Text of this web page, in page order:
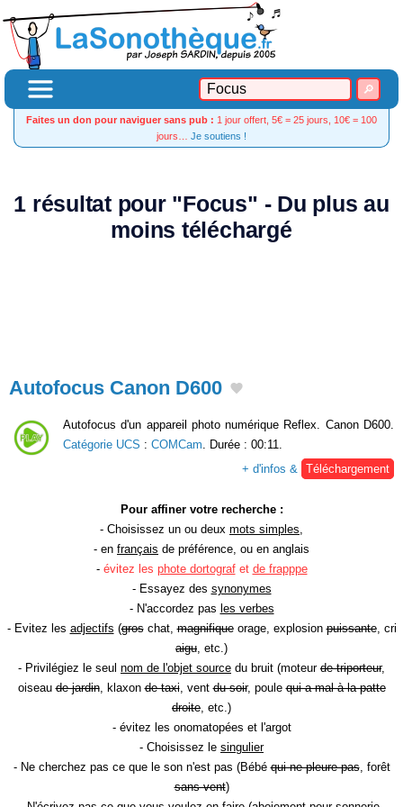
Faites un don pour naviguer sans pub : 1 jour offert, 5€ = 25 jours, 10€ = 100
jours… Je soutiens !
1 résultat pour "Focus" - Du plus au
moins téléchargé
Autofocus Canon D600
Autofocus d'un appareil photo numérique Reflex. Canon D600.
Catégorie UCS : COMCam . Durée : 00:11.
+ d'infos &
Téléchargement
Pour affiner votre recherche :
- Choisissez un ou deux mots simples
- en français de préférence, ou en anglais
- évitez les phote dortografet de frapppe
- Essayez des synonymes
- N'accordez pas les verbes
- Evitez les adjectifs (groschat,magnifiqueorage, explosionpuissante, cri
aigu , etc.)
- Privilégiez le seul nom de l'objet source du bruit (moteur de triporteur,
oiseaude jardin, klaxonde taxi, ventdu soir, poulequi a mal à la patte
droite , etc.)
- évitez les onomatopées et l'argot
- Choisissez le singulier
- Ne cherchez pas ce que le son n'est pas (Bébéqui ne pleure pas, forêt
sans vent)